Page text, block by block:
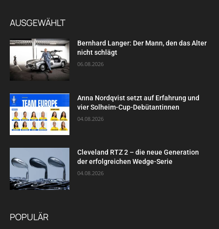
AUSGEWÄHLT
Bernhard Langer: Der Mann, den das Alter
nicht schlägt
06.08.2026
Anna Nordqvist setzt auf Erfahrung und
vier Solheim-Cup-Debütantinnen
04.08.2026
Cleveland RTZ 2 – die neue Generation
der erfolgreichen Wedge-Serie
04.08.2026
POPULÄR